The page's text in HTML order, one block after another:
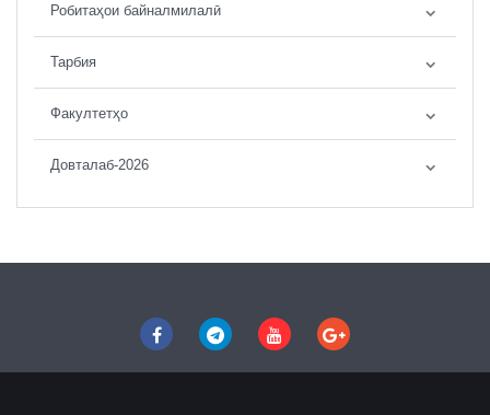
Робитаҳои байналмилалӣ
Тарбия
Факултетҳо
Довталаб-2026